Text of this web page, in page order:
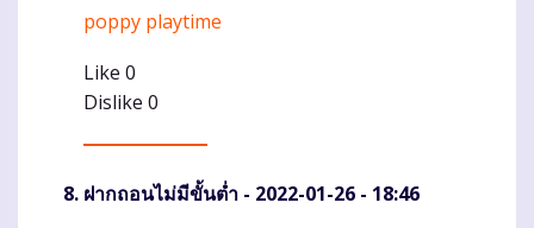
poppy playtime
Like 0
Dislike 0
ฝากถอนไม่มีขั้นต่ำ - 2022-01-26 - 18:46